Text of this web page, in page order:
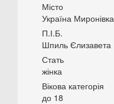
Місто
Україна Миронівка
П.І.Б.
Шпиль Єлизавета
Стать
жінка
Вікова категорія
до 18